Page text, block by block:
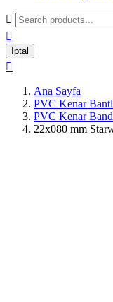


İptal

Ana Sayfa
PVC Kenar
PVC Kenar
22x080 mm